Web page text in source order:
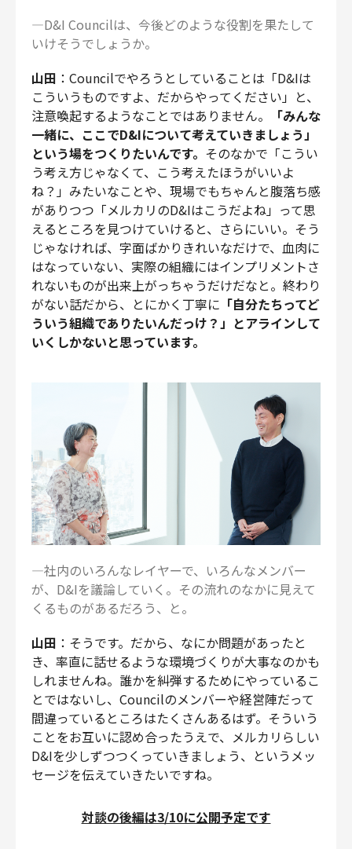
―D&I Councilは、今後どのような役割を果たして
いけそうでしょうか。
山田 ：Councilでやろうとしていることは「D&Iは
こういうものですよ、だからやってください」と、
注意喚起するようなことではありません。
「みんな
一緒に、ここでD&Iについて考えていきましょう」
という場をつくりたいんです。 そのなかで「こうい
う考え方じゃなくて、こう考えたほうがいいよ
ね？」みたいなことや、現場でもちゃんと腹落ち感
がありつつ「メルカリのD&Iはこうだよね」って思
えるところを見つけていけると、さらにいい。そう
じゃなければ、字面ばかりきれいなだけで、血肉に
はなっていない、実際の組織にはインプリメントさ
れないものが出来上がっちゃうだけだなと。終わり
がない話だから、とにかく丁寧に 「自分たちってど
ういう組織でありたいんだっけ？」とアラインして
いくしかないと思っています。
―社内のいろんなレイヤーで、いろんなメンバー
が、D&Iを議論していく。その流れのなかに見えて
くるものがあるだろう、と。
山田 ：そうです。だから、なにか問題があったと
き、率直に話せるような環境づくりが大事なのかも
しれませんね。誰かを糾弾するためにやっているこ
とではないし、Councilのメンバーや経営陣だって
間違っているところはたくさんあるはず。そういう
ことをお互いに認め合ったうえで、メルカリらしい
D&Iを少しずつつくっていきましょう、というメッ
セージを伝えていきたいですね。
対談の後編は3/10に公開予定です